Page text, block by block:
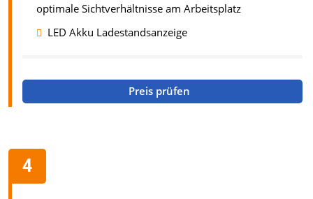
optimale Sichtverhältnisse am Arbeitsplatz
LED Akku Ladestandsanzeige
Preis prüfen